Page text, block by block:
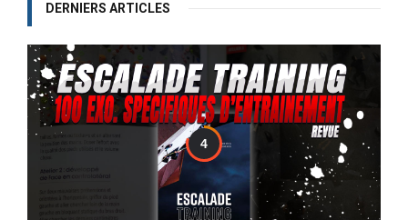
DERNIERS ARTICLES
4